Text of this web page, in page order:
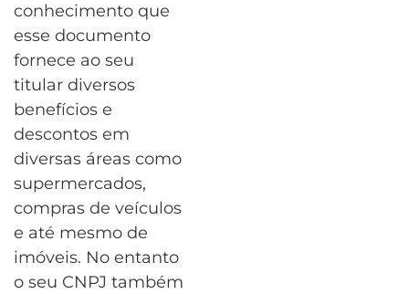
conhecimento que
esse documento
fornece ao seu
titular diversos
benefícios e
descontos em
diversas áreas como
supermercados,
compras de veículos
e até mesmo de
imóveis. No entanto
o seu CNPJ também